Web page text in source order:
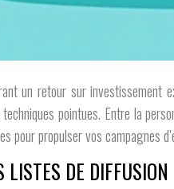
un retour sur
pointues. Entre la
pour propulser vos campagnes
LISTES DE DIFFUSION